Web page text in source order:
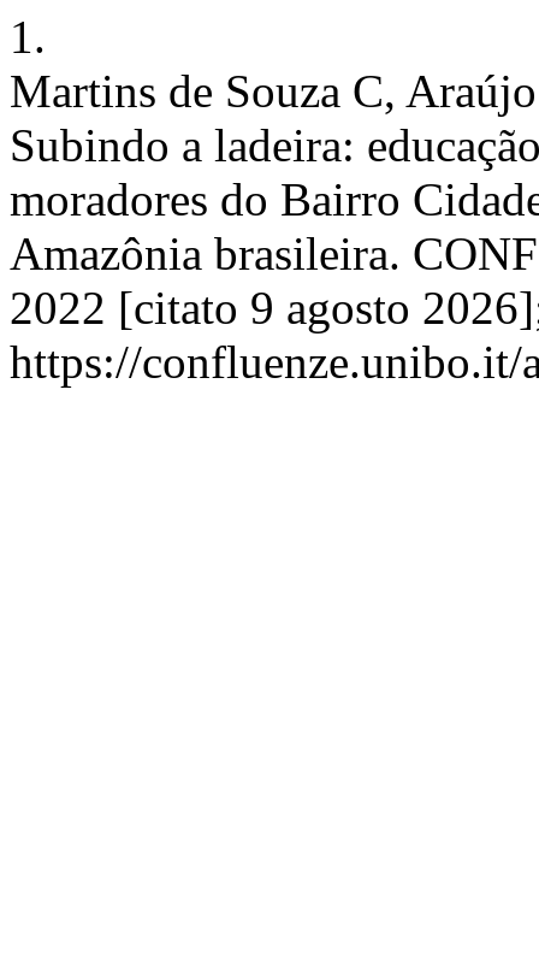
1.
Martins de Souza C,
Subindo a ladeira:
moradores do Bairro
Amazônia brasileira.
2022 [citato 9 agosto
https://